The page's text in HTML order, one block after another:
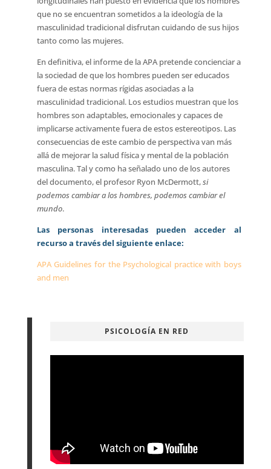
que no se encuentran sometidos a la ideología de la
masculinidad tradicional disfrutan cuidando de sus hijos
tanto como las mujeres.
En definitiva, el informe de la APA pretende concienciar a
la sociedad de que los hombres pueden ser educados
fuera de estas normas rígidas asociadas a la
masculinidad tradicional. Los estudios muestran que los
hombres son adaptables, emocionales y capaces de
implicarse activamente fuera de estos estereotipos. Las
consecuencias de este cambio de perspectiva van más
allá de mejorar la salud física y mental de la población
masculina. Tal y como ha señalado uno de los autores
del documento, el profesor Ryon McDermott,si
podemos cambiar a los hombres, podemos cambiar el
mundo.
Las personas interesadas pueden acceder al
recurso a través del siguiente enlace:
APA Guidelines for the Psychological practice with boys
and men
PSICOLOGÍA EN RED